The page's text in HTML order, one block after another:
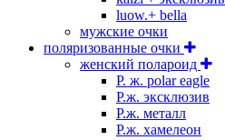
luow.+ bella
мужские очки
поляризованные очки
женский полароид
P. ж. polar eagle
P.ж. эксклюзив
Р.ж. металл
P.ж. хамелеон